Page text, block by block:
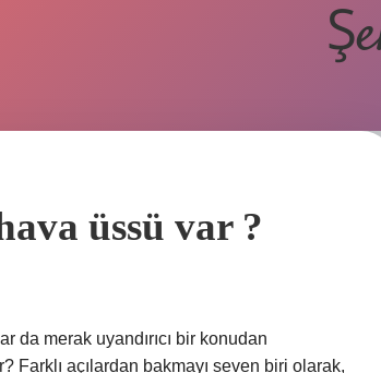
üssü var ?
da merak uyandırıcı bir konudan
Farklı açılardan bakmayı seven biri olarak,